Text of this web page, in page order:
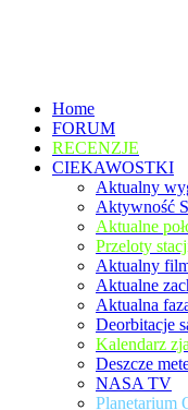
Home
FORUM
RECENZJE
CIEKAWOSTKI
Aktualny
Aktywność
Aktualne
Przeloty
Aktualny
Aktualne
Aktualna
Deorbitacje
Kalendarz
Deszcze
NASA TV
Planetarium